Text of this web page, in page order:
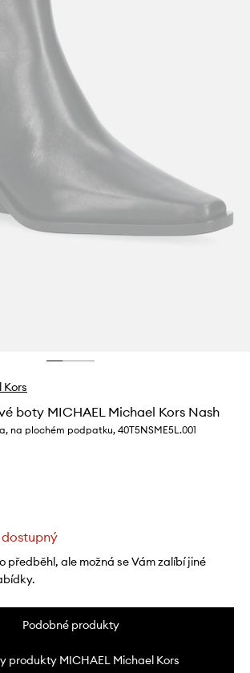
Kors
boty MICHAEL Michael Kors Nash
na plochém podpatku, 40T5NSME5L.001
předběhl, ale možná se Vám zalíbí jiné
Podobné produkty
produkty MICHAEL Michael Kors